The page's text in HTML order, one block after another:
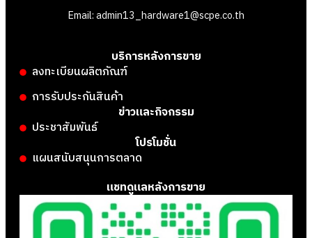
Email: admin13_hardware1@scpe.co.th
บริการหลังการขาย
ลงทะเบียนผลิตภัณฑ์
การรับประกันสินค้า
ข่าวและกิจกรรม
ประชาสัมพันธ์
โปรโมชั่น
แผนสนับสนุนการตลาด
แชทดูแลหลังการขาย